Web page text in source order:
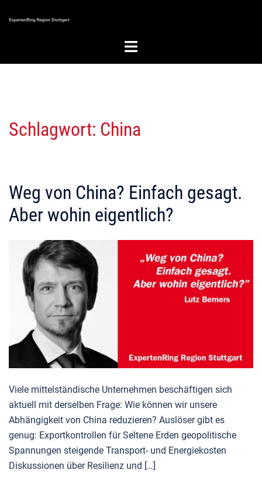
Inhalt
Menü
Schlagwort: China
Weg von China? Einfach gesagt.
Aber wohin eigentlich?
Viele mittelständische Unternehmen beschäftigen sich
aktuell mit derselben Frage: Wie können wir unsere
Abhängigkeit von China reduzieren? Auslöser gibt es
genug: Exportkontrollen für Seltene Erden geopolitische
Spannungen steigende Transport- und Energiekosten
Diskussionen über Resilienz und […]